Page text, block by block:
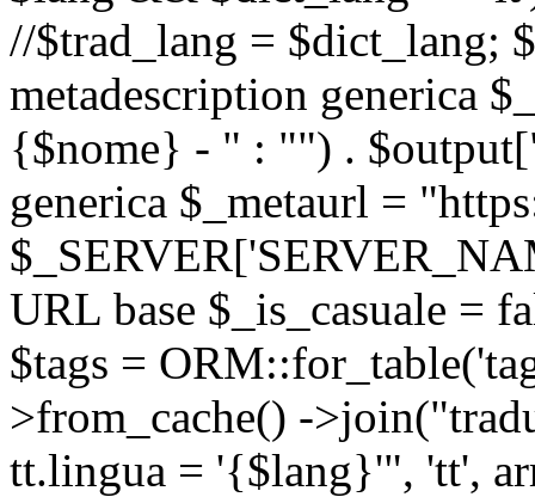
//$trad_lang = $dict_lang;
metadescription generica
{$nome} - " : "") .
generica $_metaurl =
URL base $_is_casuale =
$tags =
>from_cache() -
tt.lingua = '{$lang}'", 'tt',